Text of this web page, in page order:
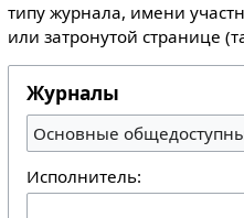
типу журнала, имени
или затронутой странице
Журналы
Основные
Исполнитель: